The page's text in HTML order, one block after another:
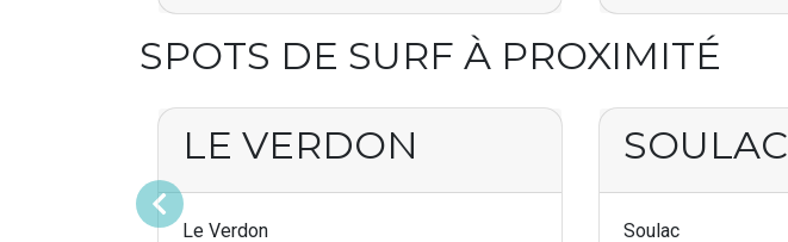
SPOTS DE SURF À PROXIMITÉ
LE VERDON
Le Verdon
SOULAC
Soulac